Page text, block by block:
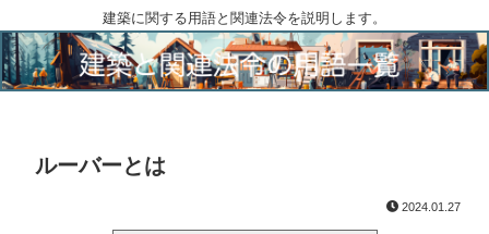
建築に関する用語と関連法令を説明します。
ルーバーとは
2024.01.27